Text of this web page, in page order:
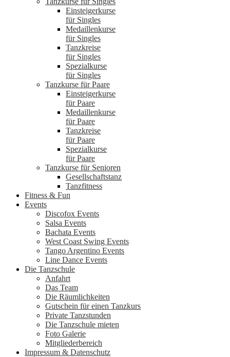
Einsteigerkurse
für Singles
Medaillenkurse
für Singles
Tanzkreise
für Singles
Spezialkurse
für Singles
Tanzkurse für Paare
Einsteigerkurse
für Paare
Medaillenkurse
für Paare
Tanzkreise
für Paare
Spezialkurse
für Paare
Tanzkurse für Senioren
Gesellschaftstanz
Tanzfitness
Fitness & Fun
Events
Discofox Events
Salsa Events
Bachata Events
West Coast Swing Events
Tango Argentino Events
Line Dance Events
Die Tanzschule
Anfahrt
Das Team
Die Räumlichkeiten
Gutschein für einen Tanzkurs
Private Tanzstunden
Die Tanzschule mieten
Foto Galerie
Mitgliederbereich
Impressum & Datenschutz